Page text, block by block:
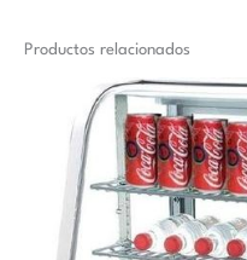
Productos relacionados
El
precio
original
era:
765,00 €.
El
precio
actual
es:
470,00 €.